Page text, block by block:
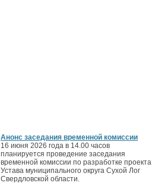
Анонс заседания временной комиссии
16 июня 2026 года в 14.00 часов
планируется проведение заседания
временной комиссии по разработке проекта
Устава муниципального округа Сухой Лог
Свердловской области.